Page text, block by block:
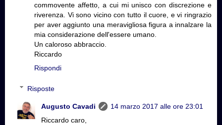
commovente affetto, a cui mi unisco con discrezione e
riverenza. Vi sono vicino con tutto il cuore, e vi ringrazio
per aver aggiunto una meravigliosa figura a innalzare la
mia considerazione dell'essere umano.
Un caloroso abbraccio.
Riccardo
Rispondi
Risposte
Augusto Cavadi
14 marzo 2017 alle ore 23:01
Riccardo caro,